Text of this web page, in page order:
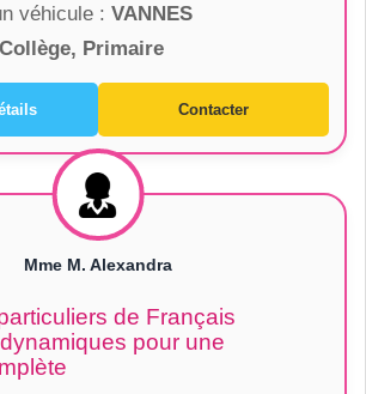
véhicule : VANNES
Collège, Primaire
Contacter
Mme M. Alexandra
de Français
pour une